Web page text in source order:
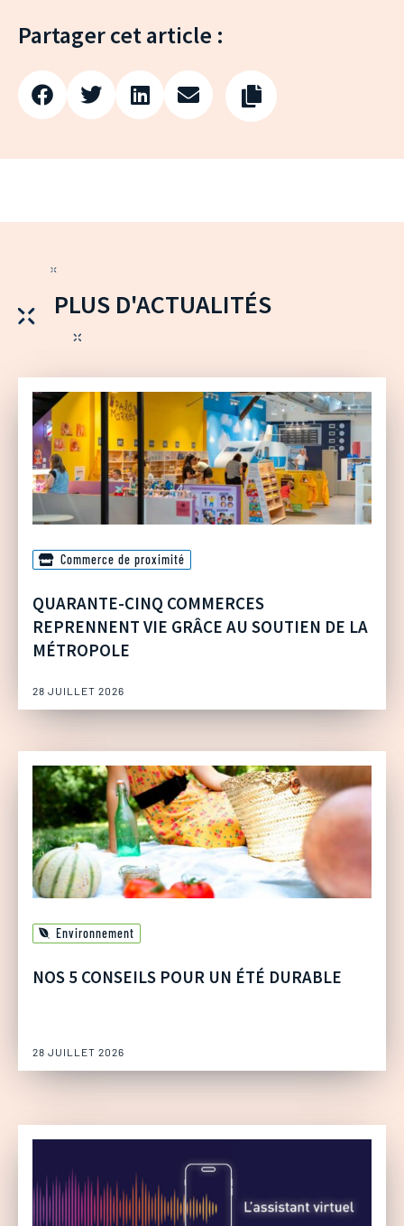
Partager cet article :
PLUS D'ACTUALITÉS
Commerce de proximité
QUARANTE-CINQ COMMERCES
REPRENNENT VIE GRÂCE AU SOUTIEN DE LA
MÉTROPOLE
28 JUILLET 2026
Environnement
NOS 5 CONSEILS POUR UN ÉTÉ DURABLE
28 JUILLET 2026